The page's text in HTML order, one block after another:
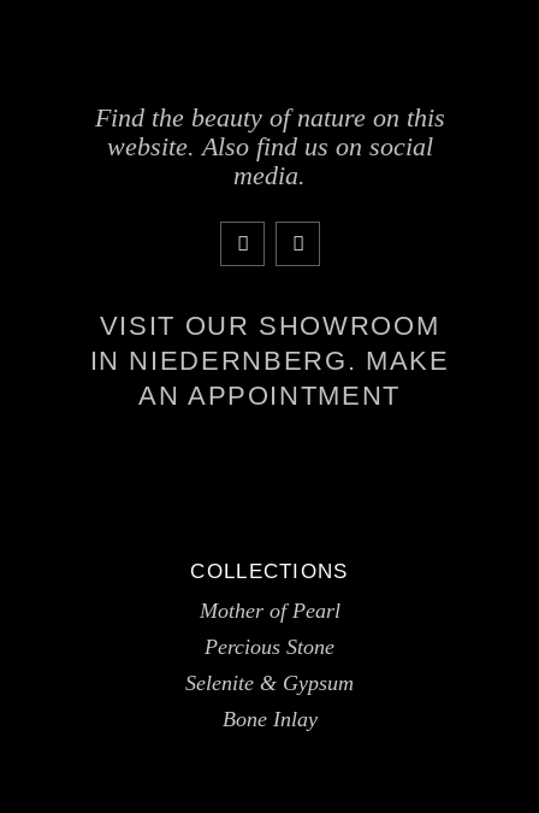
Find the beauty of nature on this
website. Also find us on social
media.
VISIT OUR SHOWROOM
IN NIEDERNBERG. MAKE
AN APPOINTMENT
COLLECTIONS
Mother of Pearl
Percious Stone
Selenite & Gypsum
Bone Inlay